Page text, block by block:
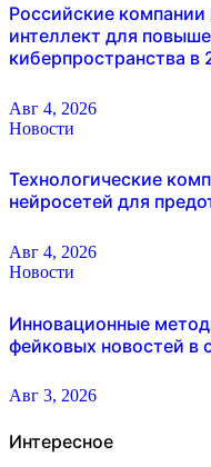
Российские
интеллект для
киберпространства в
Авг 4, 2026
Новости
Технологические
нейросетей для
Авг 4, 2026
Новости
Инновационные
фейковых новостей в
Авг 3, 2026
Интересное